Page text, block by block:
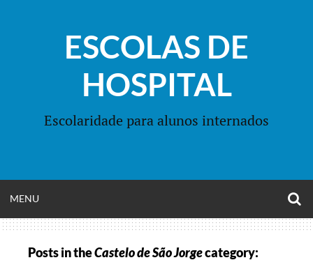
ESCOLAS DE
HOSPITAL
Escolaridade para alunos internados
MENU
MENU
Posts in theCastelo de São Jorgecategory: